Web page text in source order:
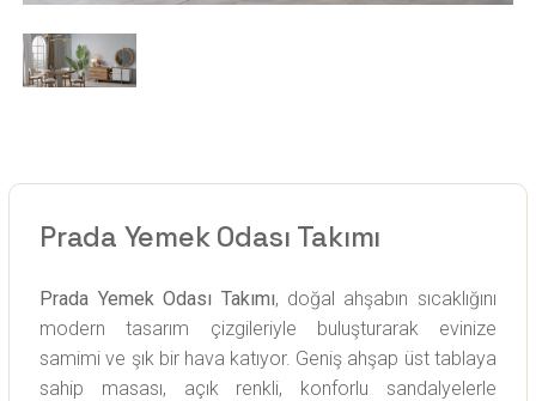
Prada Yemek Odası Takımı
Prada Yemek Odası Takımı, doğal ahşabın sıcaklığını
modern tasarım çizgileriyle buluşturarak evinize
samimi ve şık bir hava katıyor. Geniş ahşap üst tablaya
sahip masası, açık renkli, konforlu sandalyelerle